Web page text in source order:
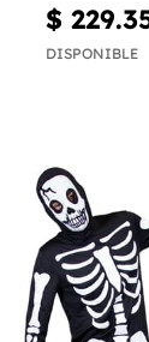
$
DISPONIBLE